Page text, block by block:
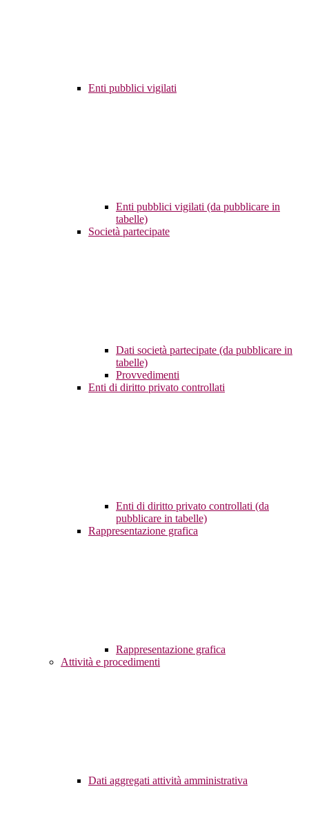
Enti pubblici vigilati
Enti pubblici vigilati (da pubblicare in
tabelle)
Società partecipate
Dati società partecipate (da pubblicare in
tabelle)
Provvedimenti
Enti di diritto privato controllati
Enti di diritto privato controllati (da
pubblicare in tabelle)
Rappresentazione grafica
Rappresentazione grafica
Attività e procedimenti
Dati aggregati attività amministrativa